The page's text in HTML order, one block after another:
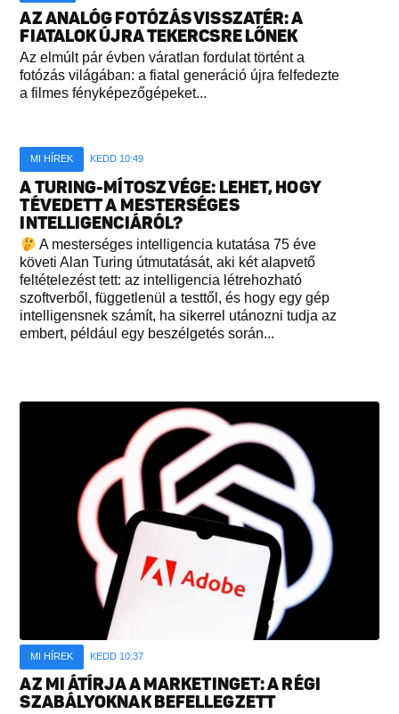
AZ ANALÓG FOTÓZÁS VISSZATÉR: A
FIATALOK ÚJRA TEKERCSRE LŐNEK
Az elmúlt pár évben váratlan fordulat történt a
fotózás világában: a fiatal generáció újra felfedezte
a filmes fényképezőgépeket...
MI HÍREK KEDD 10:49
A TURING-MÍTOSZ VÉGE: LEHET, HOGY
TÉVEDETT A MESTERSÉGES
INTELLIGENCIÁRÓL?
A mesterséges intelligencia kutatása 75 éve
követi Alan Turing útmutatását, aki két alapvető
feltételezést tett: az intelligencia létrehozható
szoftverből, függetlenül a testtől, és hogy egy gép
intelligensnek számít, ha sikerrel utánozni tudja az
embert, például egy beszélgetés során...
MI HÍREK KEDD 10:37
AZ MI ÁTÍRJA A MARKETINGET: A RÉGI
SZABÁLYOKNAK BEFELLEGZETT